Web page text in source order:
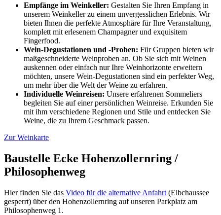
Empfänge im Weinkeller: Gestalten Sie Ihren Empfang in
unserem Weinkeller zu einem unvergesslichen Erlebnis. Wir
bieten Ihnen die perfekte Atmosphäre für Ihre Veranstaltung,
komplett mit erlesenem Champagner und exquisitem
Fingerfood.
Wein-Degustationen und -Proben: Für Gruppen bieten wir
maßgeschneiderte Weinproben an. Ob Sie sich mit Weinen
auskennen oder einfach nur Ihre Weinhorizonte erweitern
möchten, unsere Wein-Degustationen sind ein perfekter Weg,
um mehr über die Welt der Weine zu erfahren.
Individuelle Weinreisen: Unsere erfahrenen Sommeliers
begleiten Sie auf einer persönlichen Weinreise. Erkunden Sie
mit ihm verschiedene Regionen und Stile und entdecken Sie
Weine, die zu Ihrem Geschmack passen.
Zur Weinkarte
Baustelle Ecke Hohenzollernring /
Philosophenweg
Hier finden Sie das Video für die alternative Anfahrt (Elbchaussee
gesperrt) über den Hohenzollernring auf unseren Parkplatz am
Philosophenweg 1.